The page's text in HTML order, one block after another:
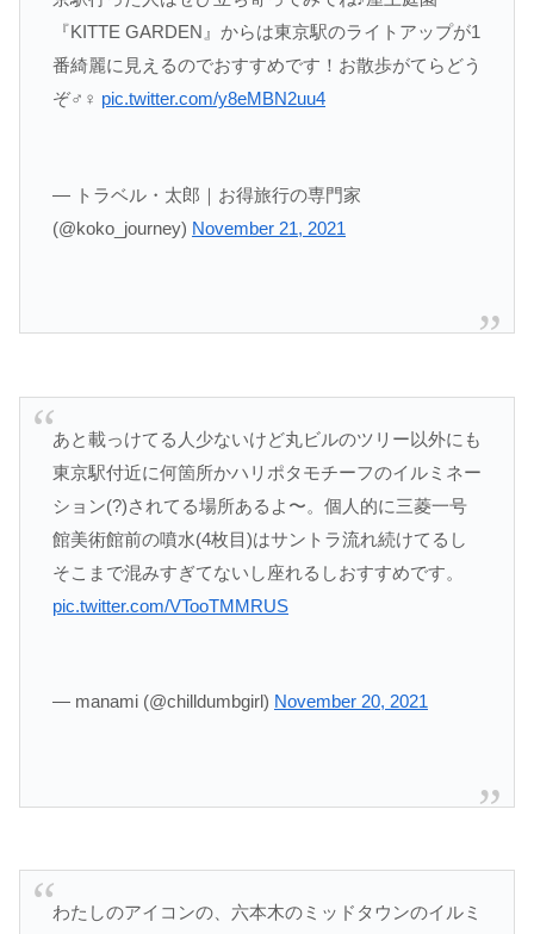
『KITTE GARDEN』からは東京駅のライトアップが1
番綺麗に見えるのでおすすめです！お散歩がてらどう
ぞ‍♂️‍♀️ pic.twitter.com/y8eMBN2uu4
— トラベル・太郎｜お得旅行の専門家
(@koko_journey) November 21, 2021
あと載っけてる人少ないけど丸ビルのツリー以外にも
東京駅付近に何箇所かハリポタモチーフのイルミネー
ション(?)されてる場所あるよ〜。個人的に三菱一号
館美術館前の噴水(4枚目)はサントラ流れ続けてるし
そこまで混みすぎてないし座れるしおすすめです。
pic.twitter.com/VTooTMMRUS
— manami (@chilldumbgirl) November 20, 2021
わたしのアイコンの、六本木のミッドタウンのイルミ